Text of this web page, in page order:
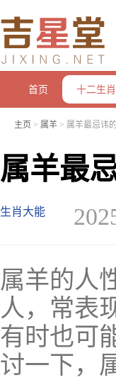
首页 十二生肖
主页 > 属羊 > 属羊最忌讳
属羊最
生肖大能
属羊的人
人，常表
有时也可
讨一下，